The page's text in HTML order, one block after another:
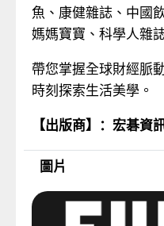
魚、康健雜誌、中國
媽媽寶寶、科學人雜
帶您掌握全球財經脈
時刻探索生活美學。
【出版商】：宏碁資
圖片